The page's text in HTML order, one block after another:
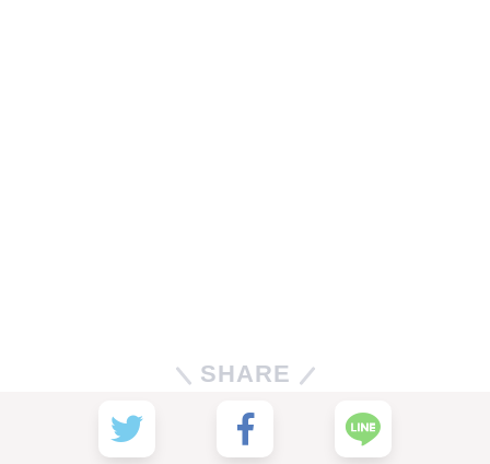
SHARE